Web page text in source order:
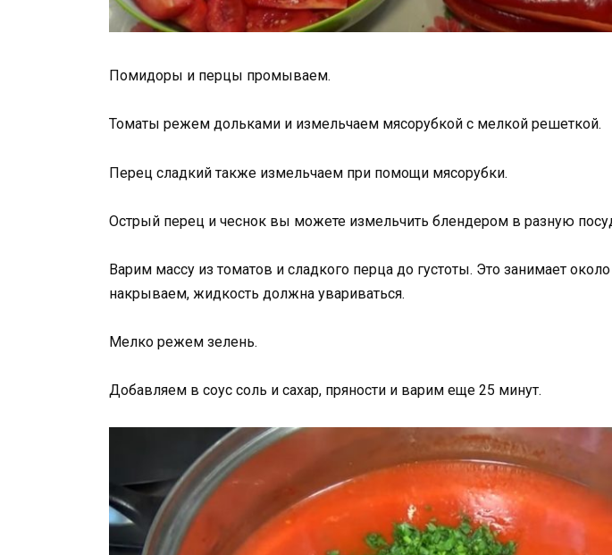
Помидоры и перцы промываем.
Томаты режем дольками и измельчаем мясорубкой с мелкой решеткой.
Перец сладкий также измельчаем при помощи мясорубки.
Острый перец и чеснок вы можете измельчить блендером в разную
Варим массу из томатов и сладкого перца до густоты. Это занимает
накрываем, жидкость должна увариваться.
Мелко режем зелень.
Добавляем в соус соль и сахар, пряности и варим еще 25 минут.